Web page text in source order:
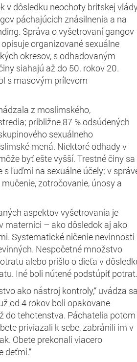
v dôsledku neochoty britskej
páchajúcich znásilnenia a na
Správa o vyšetrovaní gangov
organizované sexuálne
okresov, s odhadovaným
siahajú až do 50. rokov 20.
s masovým prílevom
z moslimského,
približne 87 % odsúdených
sexuálneho
mená. Niektoré odhady v
byť ešte vyšší. Trestné činy sa
ľuďmi na sexuálne účely; v
zotročovanie, únosy a
aspektov vyšetrovania je
maternici – ako dôsledok aj ako
Systematické ničenie nevinnosti
Nespočetné množstvo
alebo prišlo o dieťa v
Iné boli nútené podstúpiť potrat.
ako nástroj kontroly,“ uvádza
od 4 rokov boli opakovane
do tehotenstva. Páchatelia potom
priviazali k sebe, zabránili im v
Obete prekonali viacero
deťmi.“